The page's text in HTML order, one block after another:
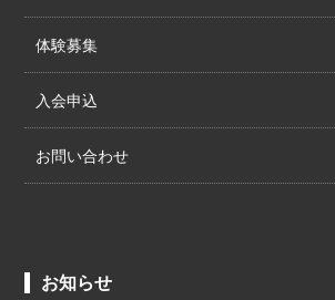
体験募集
入会申込
お問い合わせ
お知らせ